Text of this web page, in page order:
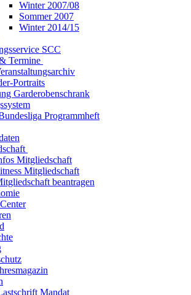
Winter 2007/08
Sommer 2007
Winter 2014/15
SCC
Termine
Portraits
Garderobenschrank
Programmheft
Mitgliedschaft
Mitgliedschaft
beantragen
Mandat